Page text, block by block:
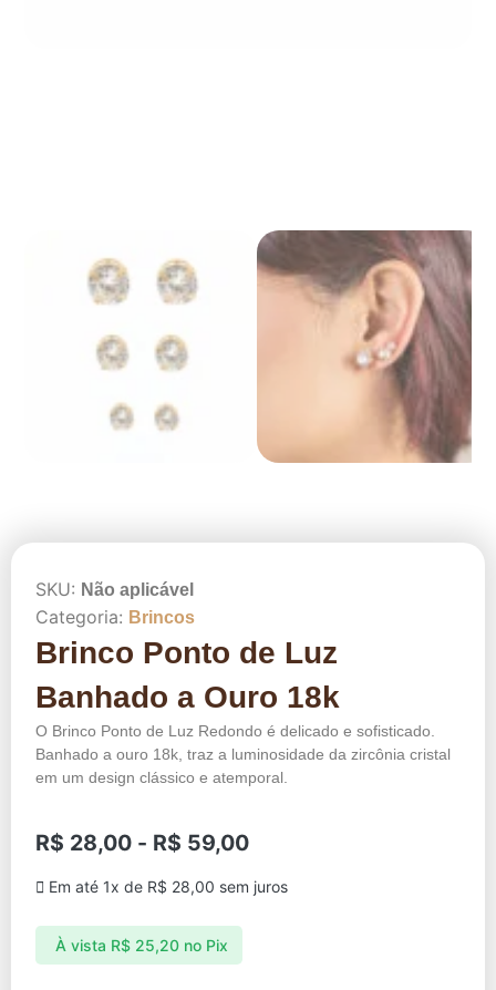
SKU: Não aplicável
Categoria: Brincos
Brinco Ponto de Luz
Banhado a Ouro 18k
O Brinco Ponto de Luz Redondo é delicado e sofisticado.
Banhado a ouro 18k, traz a luminosidade da zircônia cristal
em um design clássico e atemporal.
R$ 28,00 - R$ 59,00
Em até 1x de R$ 28,00 sem juros
À vista R$25,20 no Pix